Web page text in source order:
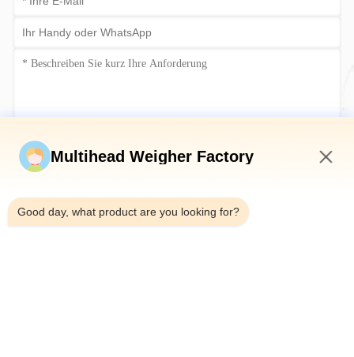
Jetzt einreichen
Multihead Weigher Factory
Good day, what product are you looking for?